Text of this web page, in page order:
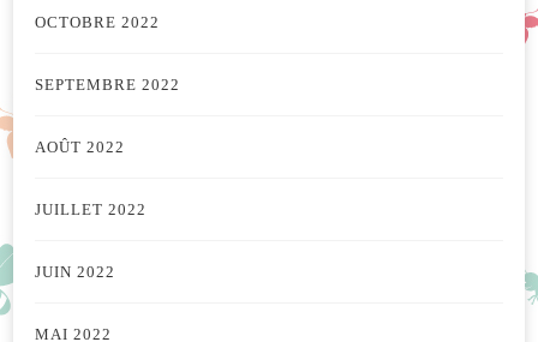
OCTOBRE 2022
SEPTEMBRE 2022
AOÛT 2022
JUILLET 2022
JUIN 2022
MAI 2022